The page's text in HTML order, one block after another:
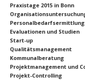
Praxistage 2015 in Bonn
Personalbedarfsermittlung
Evaluationen und Studien
Start-up
Qualitätsmanagement
Kommunalberatung
Projektmanagement und
Projekt-Controlling